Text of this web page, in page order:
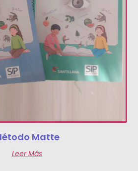
Matte
Leer Más